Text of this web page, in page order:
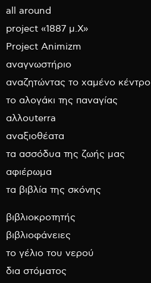
all around
project «1887 μ.Χ»
Project Animizm
αναγνωστήριο
αναζητώντας το χαμένο κέντρο
το αλογάκι της παναγίας
αλλουterra
αναξιοθέατα
τα ασσόδυα της ζωής μας
αφιέρωμα
τα βιβλία της σκόνης
βιβλιοκροτητής
βιβλιοφάνειες
το γέλιο του νερού
δια στόματος